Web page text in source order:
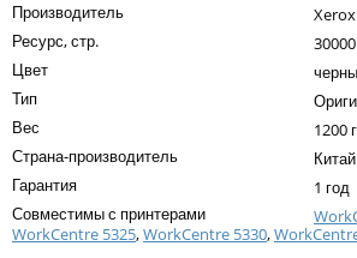
Samsung
Xerox
Для франкировальной машины
Ленточные картриджи
Производитель
Xerox
Ресурс, стр.
30000
Цвет
Тип
Вес
1200 г
Страна-производитель
Китай
Гарантия
1 год
Совместимы с принтерами
WorkCentre 5325,WorkCentre 5330,